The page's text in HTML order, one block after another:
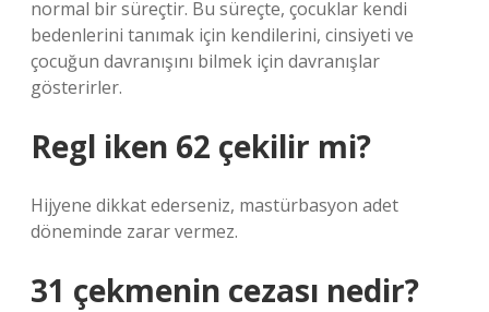
normal bir süreçtir. Bu süreçte, çocuklar kendi
bedenlerini tanımak için kendilerini, cinsiyeti ve
çocuğun davranışını bilmek için davranışlar
gösterirler.
Regl iken 62 çekilir mi?
Hijyene dikkat ederseniz, mastürbasyon adet
döneminde zarar vermez.
31 çekmenin cezası nedir?